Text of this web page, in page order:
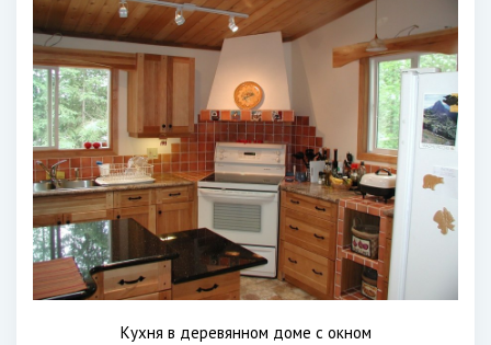
Кухня в деревянном доме с окном